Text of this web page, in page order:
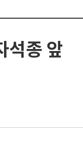
석종 앞